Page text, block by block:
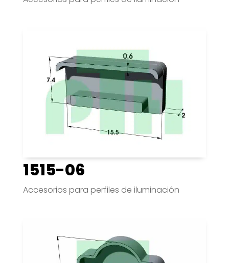
1515-06
Accesorios para perfiles de iluminación